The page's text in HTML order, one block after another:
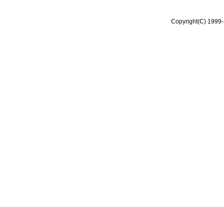
Copyright(C)